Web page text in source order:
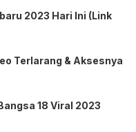
2023 Hari Ini (Link
Terlarang & Aksesnya
18 Viral 2023